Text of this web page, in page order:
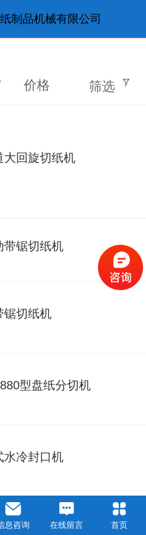
制品机械有限公司
价格 筛选
大回旋切纸机
带锯切纸机
锯切纸机
型盘纸分切机
水冷封口机
，1575盘纸分切机
息咨询 在线留言 首页